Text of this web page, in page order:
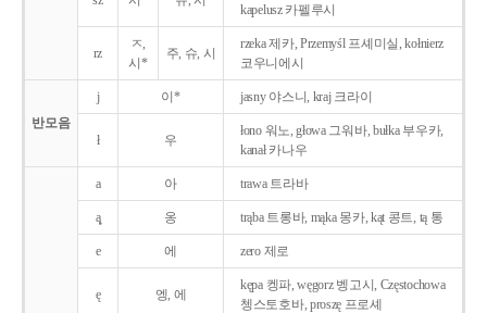
kapelusz 카펠루시
rz
ㅈ,
시*
주, 슈, 시
rzeka 제카, Przemyśl 프셰미실, kołnierz
코우니에시
반모음
j 이* jasny 야스니, kraj 크라이
ł 우
łono 워노, głowa 그워바, bułka 부우카,
kanał 카나우
a 아 trawa 트라바
ą̨ 옹 trąba 트롱바, mąka 몽카, kąt 콩트, tą 통
e 에 zero 제로
ę 엥, 에
kępa 켕파, węgorz 벵고시, Częstochowa
쳉스토호바, proszę 프로셰